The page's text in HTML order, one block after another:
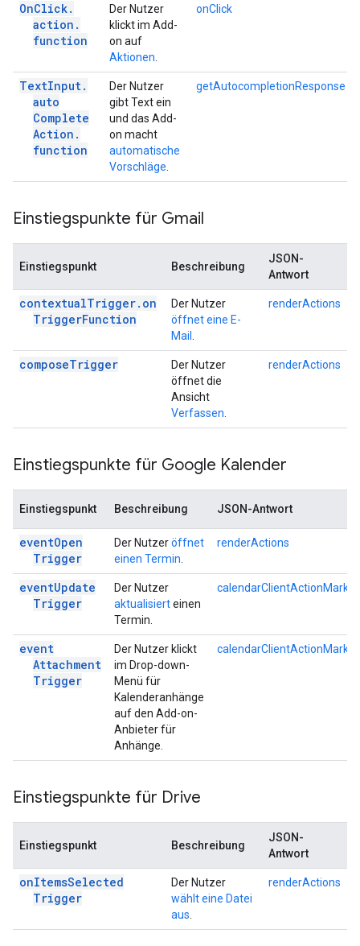
OnClick.
action .
function
Der Nutzer
klickt im Add-
on auf
Aktionen
onClick
TextInput.
auto
Complete
Action .
function
Der Nutzer
gibt Text ein
und das Add-
on macht
automatische
Vorschläge
getAutocompletionResponse
Einstiegspunkte für Gmail
Einstiegspunkt Beschreibung
JSON-
Antwort
contextualTrigger. on
TriggerFunction
Der Nutzer
öffnet eine E-
Mail
renderActions
composeTrigger
Der Nutzer
öffnet die
Ansicht
Verfassen
renderActions
Einstiegspunkte für Google Kalender
Einstiegspunkt Beschreibung JSON-Antwort
eventOpen
Trigger
Der Nutzeröffnet
einen Termin
renderActions
eventUpdate
Trigger
Der Nutzer
aktualisierteinen
Termin.
event
Attachment
Trigger
Der Nutzer klickt
im Drop-down-
Menü für
Kalenderanhänge
auf den Add-on-
Anbieter für
Anhänge.
Einstiegspunkte für Drive
Einstiegspunkt Beschreibung
JSON-
Antwort
onItemsSelected
Trigger
Der Nutzer
wählt eine Datei
aus
renderActions